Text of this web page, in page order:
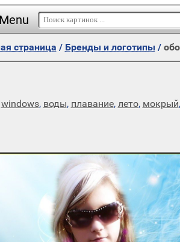
Menu
страница / Бренды и логотипы/
windows, воды, плавание, лето, мокрый,